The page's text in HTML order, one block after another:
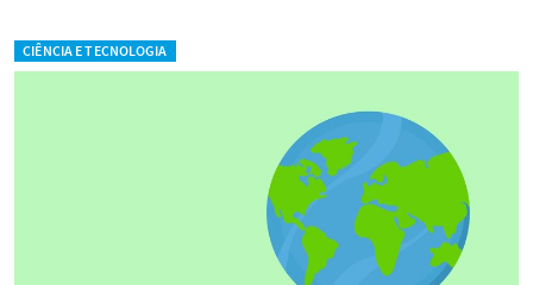
CIÊNCIA E TECNOLOGIA